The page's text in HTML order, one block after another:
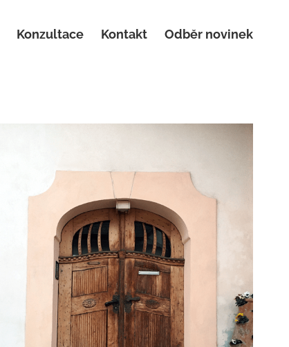
Konzultace Kontakt Odběr novinek